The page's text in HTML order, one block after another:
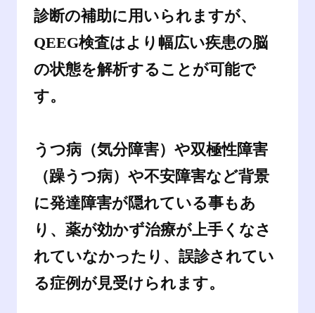
診断の補助に用いられますが、
QEEG検査はより幅広い疾患の脳
の状態を解析することが可能で
す。
うつ病（気分障害）や双極性障害
（躁うつ病）や不安障害など背景
に発達障害が隠れている事もあ
り、薬が効かず治療が上手くなさ
れていなかったり、誤診されてい
る症例が見受けられます。